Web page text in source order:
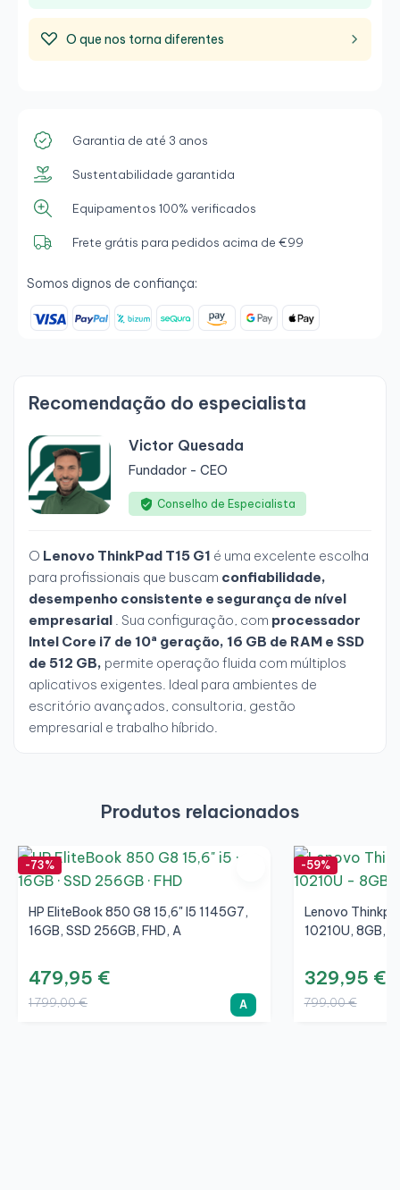
O que nos torna diferentes
Garantia de até 3 anos
Sustentabilidade garantida
Equipamentos 100% verificados
Frete grátis para pedidos acima de €99
Somos dignos de confiança:
Recomendação do especialista
Victor Quesada
Fundador - CEO
Conselho de Especialista
O Lenovo ThinkPad T15 G1 é uma excelente escolha
para profissionais que buscam confiabilidade,
desempenho consistente e segurança de nível
empresarial . Sua configuração, com processador
Intel Core i7 de 10ª geração, 16 GB de RAM e SSD
de 512 GB, permite operação fluida com múltiplos
aplicativos exigentes. Ideal para ambientes de
escritório avançados, consultoria, gestão
empresarial e trabalho híbrido.
Produtos relacionados
-73%
HP EliteBook 850 G8 15,6" I5 1145G7,
16GB, SSD 256GB, FHD, A
479,95 €
1 799,00 € A
-59%
Lenovo
10210U, 8GB,
329,95 €
799,00 €